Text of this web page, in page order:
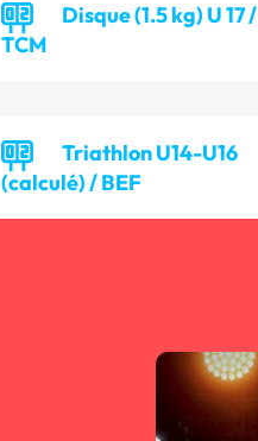
Disque (1.5 kg) U 17 /
TCM
Triathlon U14-U16
(calculé) / BEF